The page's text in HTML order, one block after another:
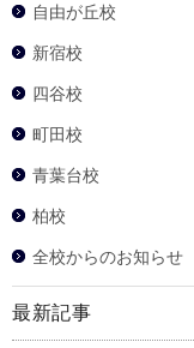
自由が丘校
新宿校
四谷校
町田校
青葉台校
柏校
全校からのお知らせ
最新記事